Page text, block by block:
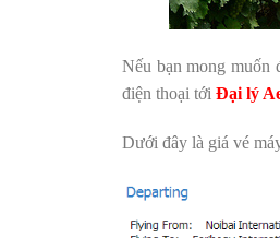
Nếu bạn mong muốn
điện thoại tới Đại lý
Dưới đây là giá vé